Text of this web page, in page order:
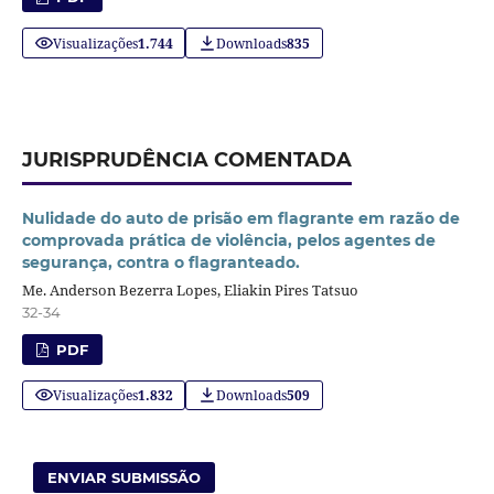
Visualizações1.744 Downloads835
JURISPRUDÊNCIA COMENTADA
Nulidade do auto de prisão em flagrante em razão de
comprovada prática de violência, pelos agentes de
segurança, contra o flagranteado.
Me. Anderson Bezerra Lopes, Eliakin Pires Tatsuo
32-34
PDF
Visualizações1.832 Downloads509
ENVIAR SUBMISSÃO